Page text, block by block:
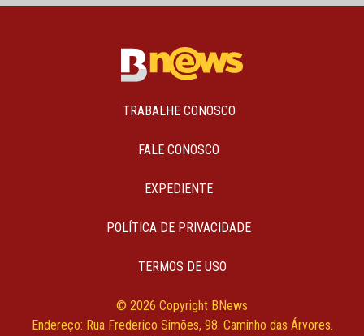
TRABALHE CONOSCO
FALE CONOSCO
EXPEDIENTE
POLÍTICA DE PRIVACIDADE
TERMOS DE USO
© 2026 Copyright BNews
Endereço: Rua Frederico Simões, 98. Caminho das Árvores.